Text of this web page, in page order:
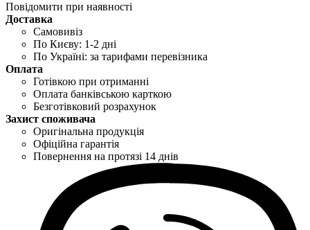
Повідомити при наявності
Доставка
Самовивіз
По Києву: 1-2 дні
По Україні: за тарифами перевізника
Оплата
Готівкою при отриманні
Оплата банківською карткою
Безготівковий розрахунок
Захист споживача
Оригінальна продукція
Офіційна гарантія
Повернення на протязі 14 днів